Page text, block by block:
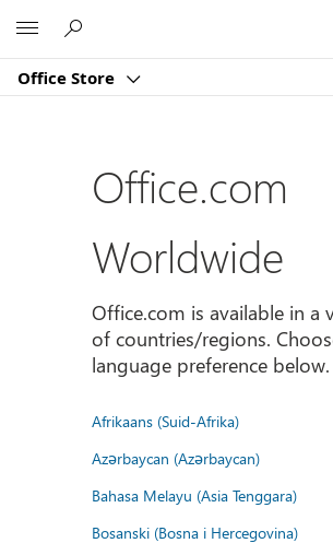
Office Store
Office.com
Worldwide
Office.com is available in a
of countries/regions.
language preference below.
Afrikaans (Suid-Afrika)
Azərbaycan (Azərbaycan)
Bahasa Melayu (Asia Tenggara)
Bosanski (Bosna i Hercegovina)